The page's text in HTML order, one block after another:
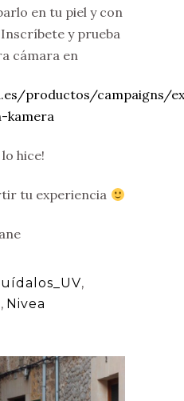
en tu piel y con
y prueba
cámara en
productos/campaigns/
kamera
lo hice!
tu experiencia
,
, Nivea